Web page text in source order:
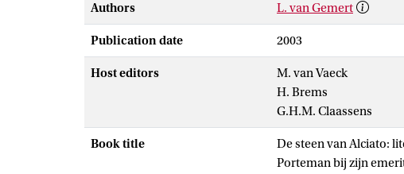
Authors L. van Gemert
Publication date 2003
Host editors
M. van Vaeck
H. Brems
G.H.M. Claassens
Book title
De steen van Alciato:
Porteman bij zijn